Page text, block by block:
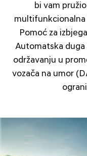
bi vam
multifunkcionalna
Pomoć za
Automatska duga
održavanju u
vozača na umor